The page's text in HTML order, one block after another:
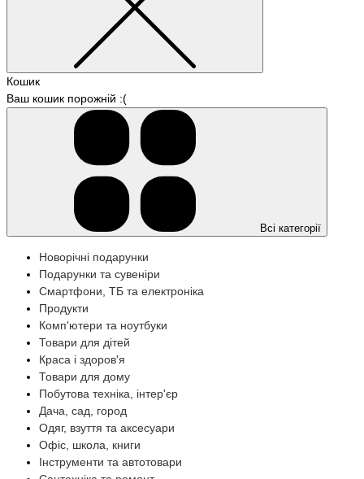
Кошик
Ваш кошик порожній :(
Всі категорії
Новорічні подарунки
Подарунки та сувеніри
Смартфони, ТБ та електроніка
Продукти
Комп'ютери та ноутбуки
Товари для дітей
Краса і здоров'я
Товари для дому
Побутова техніка, інтер'єр
Дача, сад, город
Одяг, взуття та аксесуари
Офіс, школа, книги
Інструменти та автотовари